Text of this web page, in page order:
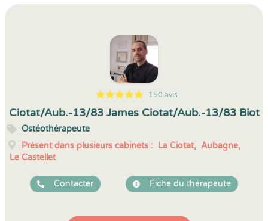
5
1
5
150 150 avis
Ciotat/Aub.-13/83 James Ciotat/Aub.-13/83 Biot
Ostéothérapeute
Présent dans plusieurs cabinets : La Ciotat, Aubagne,
Le Castellet
Contacter Fiche du thérapeute